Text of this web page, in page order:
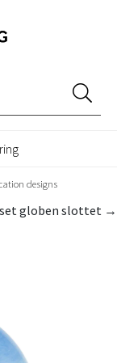
designs
globen slottet →